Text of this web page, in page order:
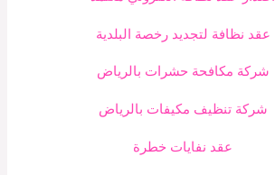
عقد نظافة لتجديد رخصة البلدية
شركة مكافحة حشرات بالرياض
شركة تنظيف مكيفات بالرياض
عقد نفايات خطرة